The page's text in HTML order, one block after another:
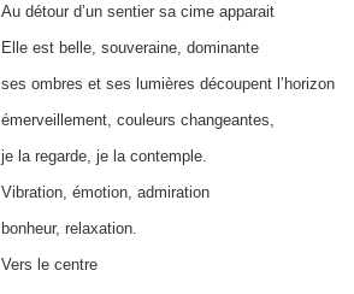
Au détour d’un sentier sa cime apparait
Elle est belle, souveraine, dominante
ses ombres et ses lumières découpent l’horizon
émerveillement, couleurs changeantes,
je la regarde, je la contemple.
Vibration, émotion, admiration
bonheur, relaxation.
Vers le centre